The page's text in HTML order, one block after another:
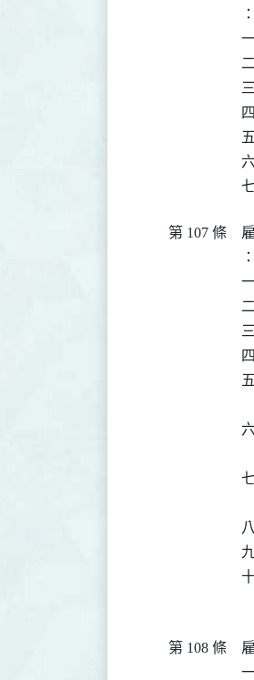
：
第 107 條
：
第 108 條